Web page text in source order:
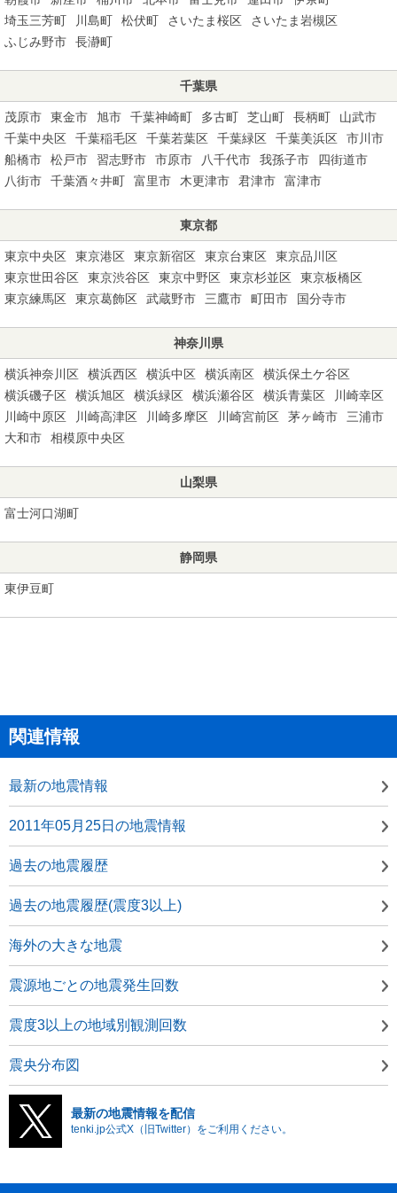
埼玉三芳町
川島町 松伏町 さいたま桜区
さいたま岩槻区
ふじみ野市
長瀞町
千葉県
茂原市 東金市 旭市 千葉神崎町 多古町 芝山町 長柄町
山武市
千葉中央区
千葉稲毛区 千葉若葉区 千葉緑区 千葉美浜区
市川市
船橋市
松戸市 習志野市 市原市 八千代市 我孫子市
四街道市
八街市
千葉酒々井町 富里市 木更津市 君津市 富津市
東京都
東京中央区 東京港区 東京新宿区 東京台東区
東京品川区
東京世田谷区
東京渋谷区 東京中野区 東京杉並区
東京板橋区
東京練馬区
東京葛飾区 武蔵野市 三鷹市 町田市 国分寺市
神奈川県
横浜神奈川区 横浜西区 横浜中区 横浜南区
横浜保土ケ谷区
横浜磯子区
横浜旭区 横浜緑区 横浜瀬谷区 横浜青葉区
川崎幸区
川崎中原区
川崎高津区 川崎多摩区 川崎宮前区 茅ヶ崎市
三浦市
大和市
相模原中央区
山梨県
富士河口湖町
静岡県
東伊豆町
関連情報
最新の地震情報
2011年05月25日の地震情報
過去の地震履歴
過去の地震履歴(震度3以上)
海外の大きな地震
震源地ごとの地震発生回数
震度3以上の地域別観測回数
震央分布図
最新の地震情報を配信
tenki.jp公式X（旧Twitter）をご利用ください。